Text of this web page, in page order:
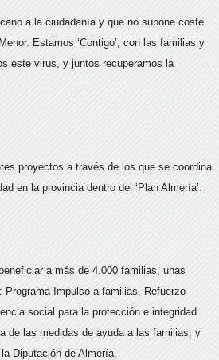
a la ciudadanía y que no supone coste
Estamos ‘Contigo’, con las familias y
este virus, y juntos recuperamos la
proyectos a través de los que se coordina
en la provincia dentro del ‘Plan Almería’.
a más de 4.000 familias, unas
Impulso a familias, Refuerzo
social para la protección e integridad
de las medidas de ayuda a las familias, y
Diputación de Almería.